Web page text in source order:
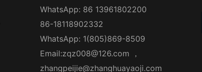
WhatsApp: 86 13961802200
86-18118902332
WhatsApp: 1(805)869-8509
Email:zqz008@126.com ，
zhangpeijie@zhanghuayaoji.com